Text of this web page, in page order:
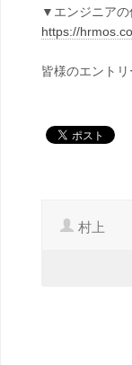
▼エンジニアの
https://
皆様のエント
村上